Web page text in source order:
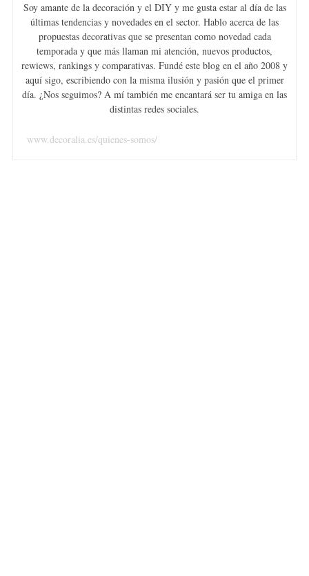
Soy amante de la decoración y el DIY y me gusta estar al día de las
últimas tendencias y novedades en el sector. Hablo acerca de las
propuestas decorativas que se presentan como novedad cada
temporada y que más llaman mi atención, nuevos productos,
rewiews, rankings y comparativas. Fundé este blog en el año 2008 y
aquí sigo, escribiendo con la misma ilusión y pasión que el primer
día. ¿Nos seguimos? A mí también me encantará ser tu amiga en las
distintas redes sociales.
www.decoralia.es/quienes-somos/